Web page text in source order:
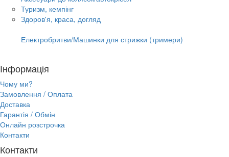
Туризм, кемпінг
Здоров'я, краса, догляд
Електробритви/Машинки для стрижки (тримери)
Інформація
Чому ми?
Замовлення / Оплата
Доставка
Гарантія / Обмін
Онлайн розстрочка
Контакти
Контакти